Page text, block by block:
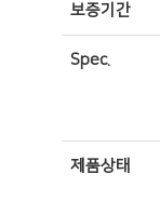
보증기간
Spec.
제품상태